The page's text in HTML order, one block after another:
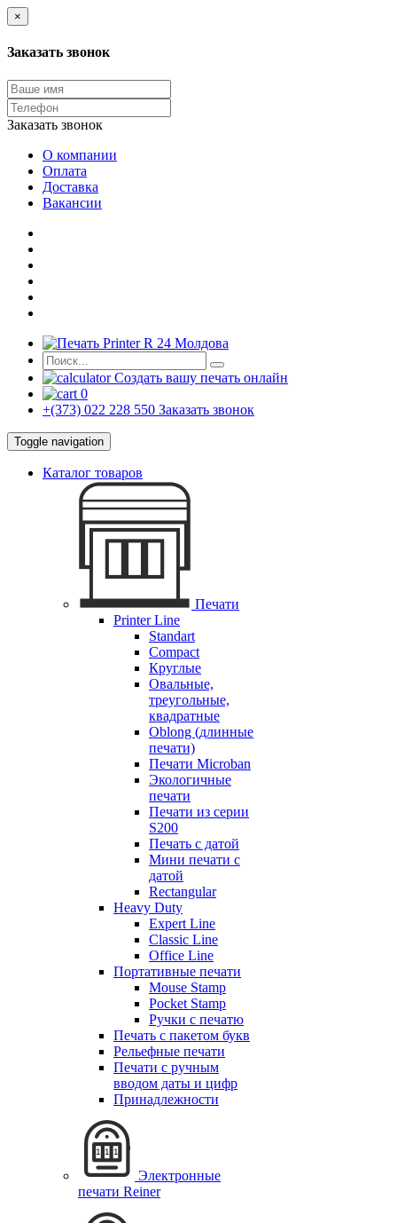
×
Заказать звонок
Заказать звонок
О компании
Оплата
Доставка
Вакансии
Создать вашу печать онлайн
0
+(373) 022 228 550 Заказать звонок
Toggle navigation
Каталог товаров
Печати
Printer Line
Standart
Compact
Круглые
Овальные,
треугольные,
квадратные
Oblong (длинные
печати)
Печати Microban
Экологичные
печати
Печати из серии
S200
Печать с датой
Мини печати с
датой
Rectangular
Heavy Duty
Expert Line
Classic Line
Office Line
Портативные печати
Mouse Stamp
Pocket Stamp
Ручки с печатю
Печать с пакетом букв
Рельефные печати
Печати с ручным
вводом даты и цифр
Принадлежности
Электронные
печати Reiner